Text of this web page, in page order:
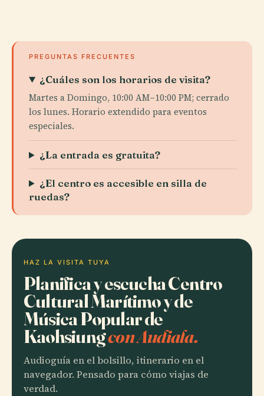
PREGUNTAS FRECUENTES
¿Cuáles son los horarios de visita?
Martes a Domingo, 10:00 AM–10:00 PM; cerrado
los lunes. Horario extendido para eventos
especiales.
¿La entrada es gratuita?
¿El centro es accesible en silla de
ruedas?
HAZ LA VISITA TUYA
Planifica y escucha Centro
Cultural Marítimo y de
Música Popular de
Kaohsiungcon Audiala.
Audioguía en el bolsillo, itinerario en el
navegador. Pensado para cómo viajas de
verdad.